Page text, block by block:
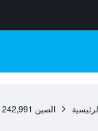
الصين 242,991